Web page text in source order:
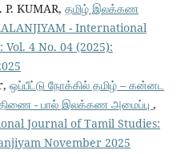
P. KUMAR, தமிழ் இலக்கண
- International
4 No. 04 (2025):
ஒப்பீட்டு நோக்கில் தமிழ் – கன்னட
- பால் இலக்கண அமைப்பு ,
Journal of Tamil Studies:
November 2025